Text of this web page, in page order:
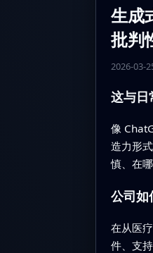
生成
批判
2026-03-
这与日
像
造力形
慎、在
公司如
在从医
件、支